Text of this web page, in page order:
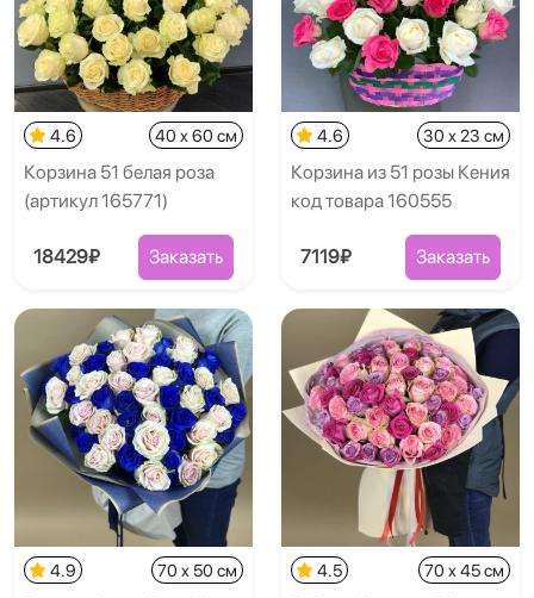
4.6 40 x 60 см
Корзина 51 белая роза
(артикул 165771)
18429₽ Заказать
4.6 30 x 23 см
Корзина из 51 розы Кения
код товара 160555
7119₽ Заказать
4.9 70 x 50 см 4.5 70 x 45 см